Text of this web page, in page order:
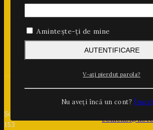
Despre Noi
Contact
Șoseaua București Urziceni
153
Amintește-ți de mine
AUTENTIFICARE
V-ați pierdut parola?
Nu aveți încă un cont?